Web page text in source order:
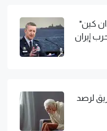
كين"
إيران
لرصد